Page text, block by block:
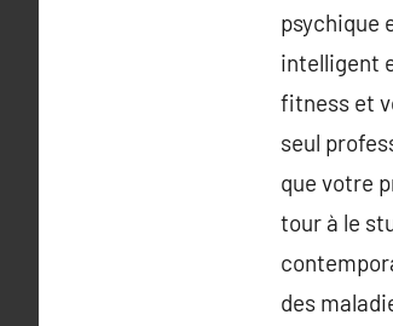
psychique
intelligent
fitness et
seul
que votre
tour à le
des